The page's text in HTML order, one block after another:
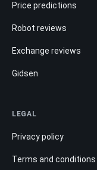
Price predictions
Robot reviews
Exchange reviews
Gidsen
LEGAL
Privacy policy
Terms and conditions